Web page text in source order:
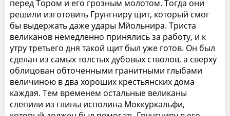
перед Тором и его грозным молотом. Тогда они
решили изготовить Грунгниру щит, который смог
бы выдержать даже удары Мйольнира. Триста
великанов немедленно принялись за работу, и к
утру третьего дня такой щит был уже готов. Он был
сделан из самых толстых дубовых стволов, а сверху
облицован обточенными гранитными глыбами
величиною в два хороших крестьянских дома
каждая. Тем временем остальные великаны
слепили из глины исполина Моккуркальфи,